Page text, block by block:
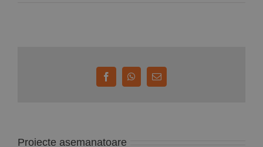
FacebookWhatsApp
E-
Proiecte asemanatoare